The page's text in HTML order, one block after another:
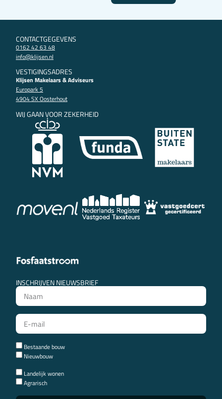
CONTACTGEGEVENS
0162 42 63 48
info@klijsen.nl
VESTIGINGSADRES
Klijsen Makelaars & Adviseurs
Europark 5
4904 SX Oosterhout
WIJ GAAN VOOR ZEKERHEID
INSCHRIJVEN NIEUWSBRIEF
Bestaande bouw
Nieuwbouw
Landelijk wonen
Agrarisch